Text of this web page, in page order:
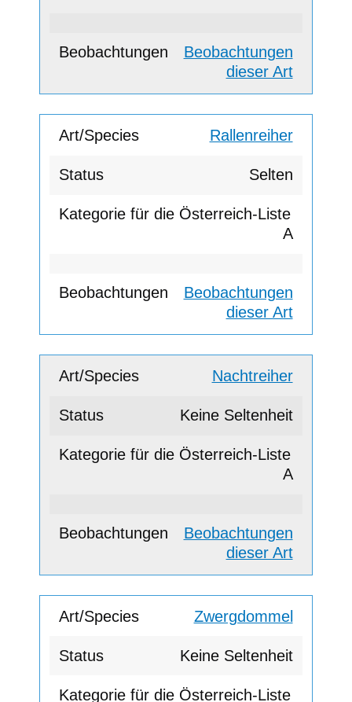
Beobachtungen
dieser Art
Rallenreiher
Selten
A
Beobachtungen
dieser Art
Nachtreiher
Keine Seltenheit
A
Beobachtungen
dieser Art
Zwergdommel
Keine Seltenheit